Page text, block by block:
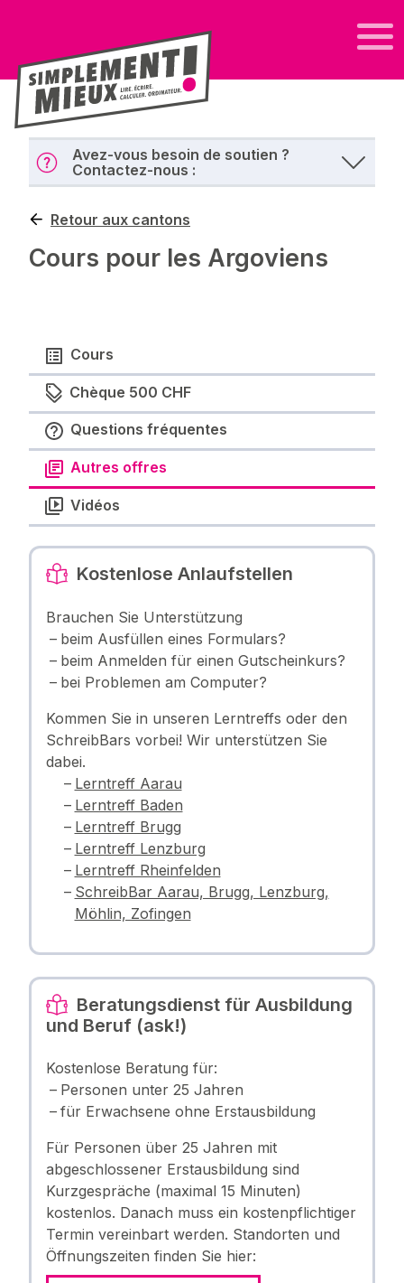
Avez-vous besoin de soutien ?
Contactez-nous :
Retour aux cantons
Cours pour les Argoviens
Cours
Chèque 500 CHF
Questions fréquentes
Autres offres
Vidéos
Kostenlose Anlaufstellen
Brauchen Sie Unterstützung
beim Ausfüllen eines Formulars?
beim Anmelden für einen Gutscheinkurs?
bei Problemen am Computer?
Kommen Sie in unseren Lerntreffs oder den
SchreibBars vorbei! Wir unterstützen Sie
dabei.
Lerntreff Aarau
Lerntreff Baden
Lerntreff Brugg
Lerntreff Lenzburg
Lerntreff Rheinfelden
SchreibBar Aarau, Brugg, Lenzburg,
Möhlin, Zofingen
Beratungsdienst für Ausbildung
und Beruf (ask!)
Kostenlose Beratung für:
Personen unter 25 Jahren
für Erwachsene ohne Erstausbildung
Für Personen über 25 Jahren mit
abgeschlossener Erstausbildung sind
Kurzgespräche (maximal 15 Minuten)
kostenlos. Danach muss ein kostenpflichtiger
Termin vereinbart werden. Standorten und
Öffnungszeiten finden Sie hier: